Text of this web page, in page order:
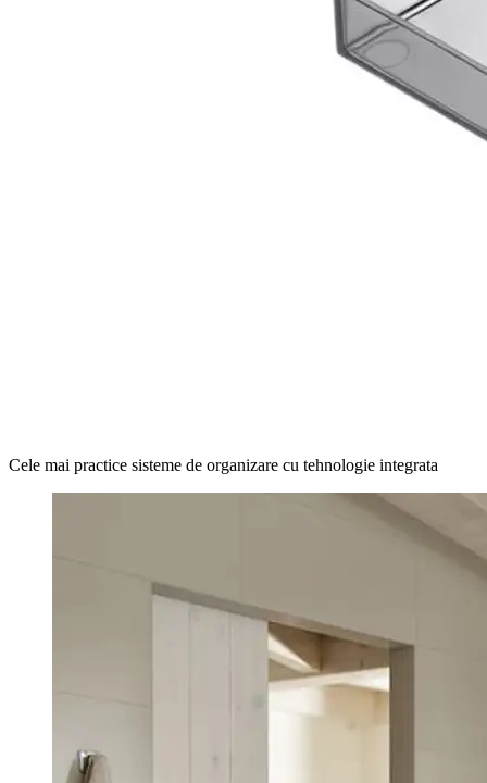
Cele mai practice sisteme de organizare cu tehnologie integrata